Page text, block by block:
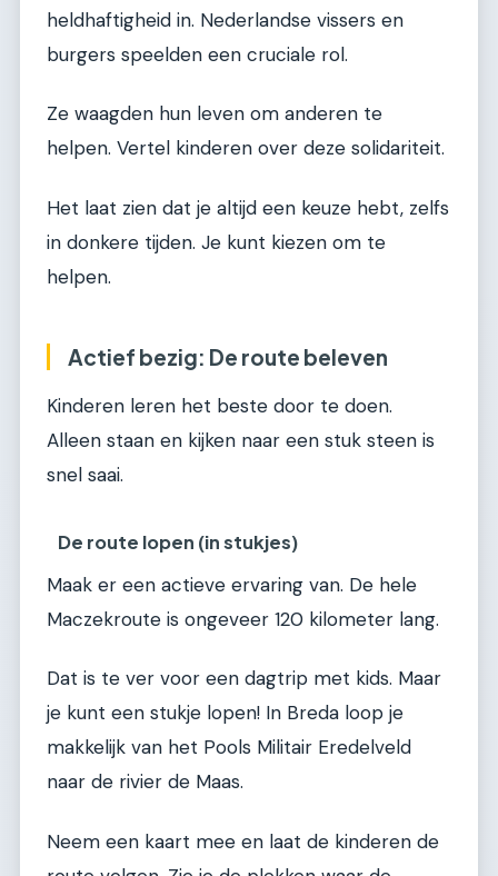
heldhaftigheid in. Nederlandse vissers en
burgers speelden een cruciale rol.
Ze waagden hun leven om anderen te
helpen. Vertel kinderen over deze solidariteit.
Het laat zien dat je altijd een keuze hebt, zelfs
in donkere tijden. Je kunt kiezen om te
helpen.
Actief bezig: De route beleven
Kinderen leren het beste door te doen.
Alleen staan en kijken naar een stuk steen is
snel saai.
De route lopen (in stukjes)
Maak er een actieve ervaring van. De hele
Maczekroute is ongeveer 120 kilometer lang.
Dat is te ver voor een dagtrip met kids. Maar
je kunt een stukje lopen! In Breda loop je
makkelijk van het Pools Militair Eredelveld
naar de rivier de Maas.
Neem een kaart mee en laat de kinderen de